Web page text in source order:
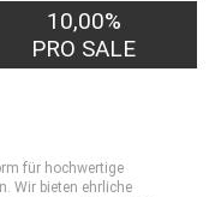
10,00%
PRO SALE
für hochwertige
Wir bieten ehrliche